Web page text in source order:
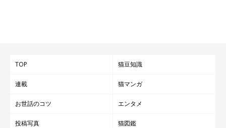
TOP 猫豆知識
連載 猫マンガ
お世話のコツ エンタメ
投稿写真 猫図鑑